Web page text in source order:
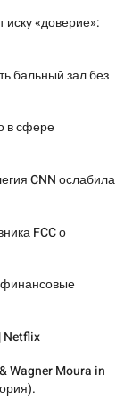
«доверие»:
бальный зал без
в сфере
CNN ослабила
FCC о
финансовые
Netflix
Wagner Moura in